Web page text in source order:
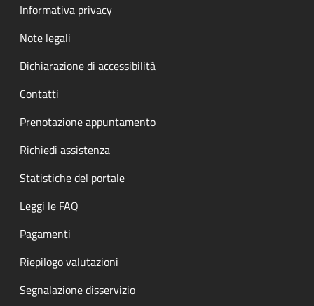
Informativa privacy
Note legali
Dichiarazione di accessibilità
Contatti
Prenotazione appuntamento
Richiedi assistenza
Statistiche del portale
Leggi le FAQ
Pagamenti
Riepilogo valutazioni
Segnalazione disservizio